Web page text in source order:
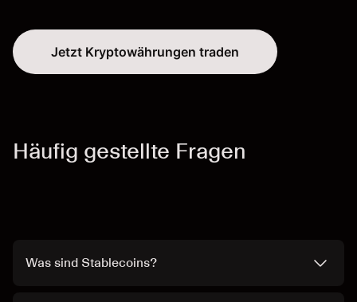
Jetzt Kryptowährungen traden
Häufig gestellte Fragen
Was sind Stablecoins?